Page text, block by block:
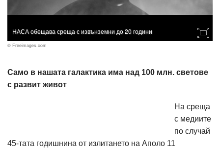
НАСА обещава среща с извънземни до 20 години
© Freeimages.com
Само в нашата галактика има над 100 млн. светове
с развит живот
На среща
с медиите
по случай
45-тата годишнина от излитането на Аполо 11